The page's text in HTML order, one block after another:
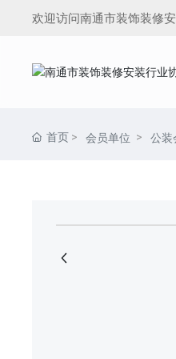
欢迎访问南通市装饰装修
首页 会员单位 公装